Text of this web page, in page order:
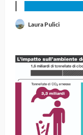
Laura Pulici